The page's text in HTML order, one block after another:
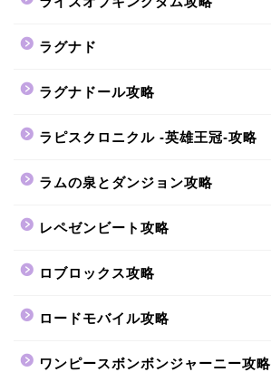
ラグナド
ラグナドール攻略
ラピスクロニクル -英雄王冠-攻略
ラムの泉とダンジョン攻略
レペゼンビート攻略
ロブロックス攻略
ロードモバイル攻略
ワンピースボンボンジャーニー攻略